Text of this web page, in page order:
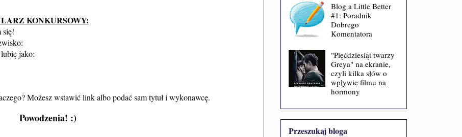
KONKURSOWY:
się!
jako:
Możesz wstawić link albo podać sam tytuł i wykonawcę.
Powodzenia! :)
Blog a Little Better
#1: Poradnik
Dobrego
Komentatora
"Pięćdziesiąt twarzy
Greya" na ekranie,
czyli kilka słów o
wpływie filmu na
hormony
Przeszukaj bloga